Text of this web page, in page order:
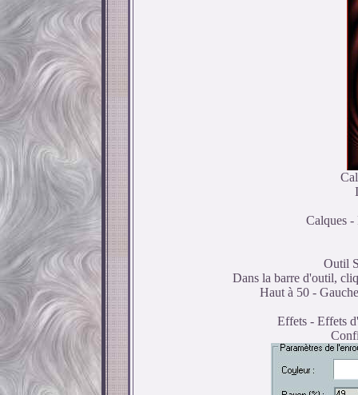
Calques -
Outil
Dans la barre d'outil,
Haut à 50 -
Effets - Effets